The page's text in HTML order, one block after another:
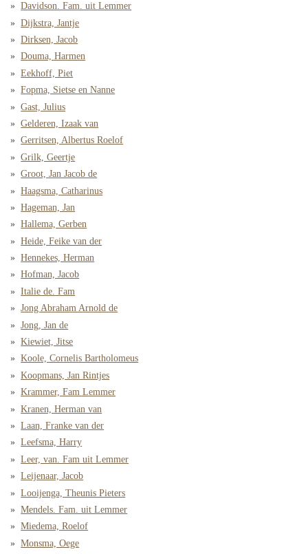
Davidson. Fam. uit Lemmer
Dijkstra, Jantje
Dirksen, Jacob
Douma, Harmen
Eekhoff, Piet
Fopma, Sietse en Nanne
Gast, Julius
Gelderen, Izaak van
Gerritsen, Albertus Roelof
Grilk, Geertje
Groot, Jan Jacob de
Haagsma, Catharinus
Hageman, Jan
Hallema, Gerben
Heide, Feike van der
Hennekes, Herman
Hofman, Jacob
Italie de. Fam
Jong Abraham Arnold de
Jong, Jan de
Kiewiet, Jitse
Koole, Cornelis Bartholomeus
Koopmans, Jan Rintjes
Krammer, Fam Lemmer
Kranen, Herman van
Laan, Franke van der
Leefsma, Harry
Leer, van. Fam uit Lemmer
Leijenaar, Jacob
Looijenga, Theunis Pieters
Mendels. Fam. uit Lemmer
Miedema, Roelof
Monsma, Oege